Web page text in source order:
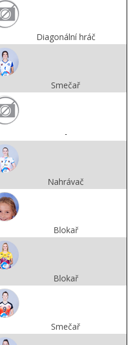
Diagonální hráč
Smečař
-
Nahrávač
Blokař
Blokař
Smečař